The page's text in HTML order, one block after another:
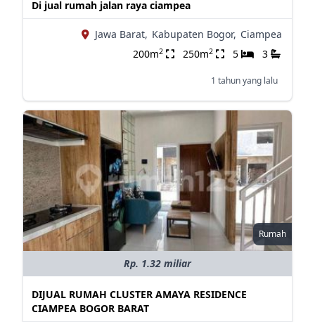
Di jual rumah jalan raya ciampea
Jawa Barat, Kabupaten Bogor, Ciampea
200m2 250m2 5 3
1 tahun yang lalu
Rumah
Rp. 1.32 miliar
DIJUAL RUMAH CLUSTER AMAYA RESIDENCE
CIAMPEA BOGOR BARAT